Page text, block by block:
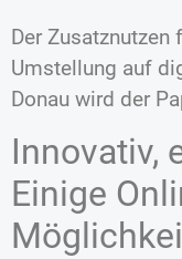
Der
Umstellung auf
Donau wird der
Innovativ,
Einige